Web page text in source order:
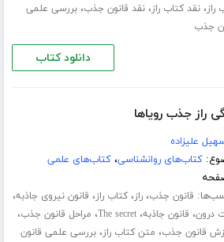
راز،نقد کتاب راز،نقد قانون جذب،بررسی علمی
جذب
دانلود کتاب
راز جذب رویاها
علیزاده
کتاب‌های روانشناسی،کتاب‌های علمی
قانون جذب،راز،کتاب راز، قانون نیروی جاذبه،
درون، قانون جاذبه،The secret، مراحل قانون جذب،
قانون جذب، متن کتاب راز،بررسی علمی قانون